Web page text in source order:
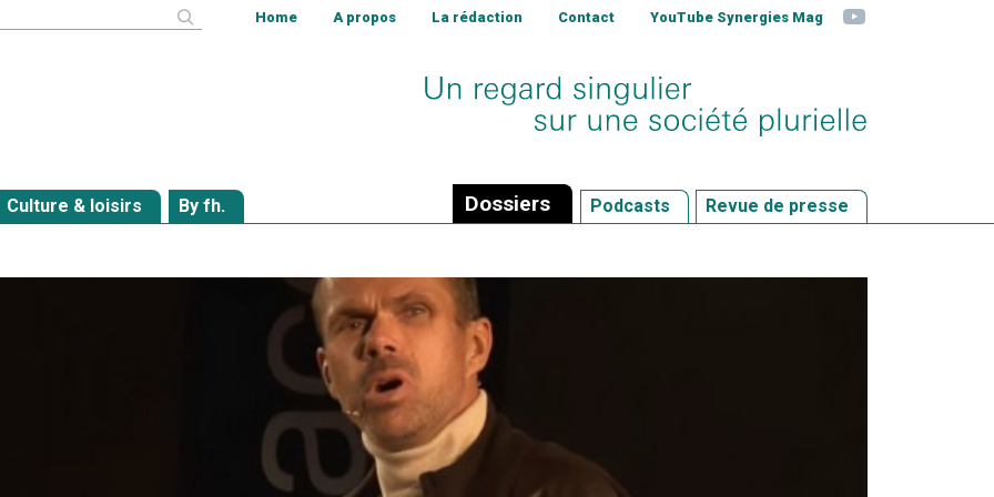
Home A propos La rédaction Contact YouTube Synergies Mag YouTube
Culture & loisirs By fh. Dossiers Podcasts Revue de presse